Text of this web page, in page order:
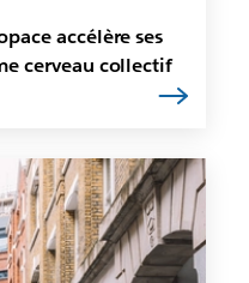
accélère ses
cerveau collectif